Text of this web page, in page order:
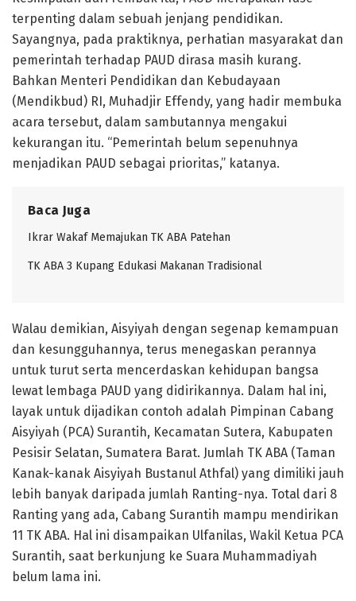
terpenting dalam sebuah jenjang pendidikan.
Sayangnya, pada praktiknya, perhatian masyarakat dan
pemerintah terhadap PAUD dirasa masih kurang.
Bahkan Menteri Pendidikan dan Kebudayaan
(Mendikbud) RI, Muhadjir Effendy, yang hadir membuka
acara tersebut, dalam sambutannya mengakui
kekurangan itu. “Pemerintah belum sepenuhnya
menjadikan PAUD sebagai prioritas,” katanya.
Baca Juga
Ikrar Wakaf Memajukan TK ABA Patehan
TK ABA 3 Kupang Edukasi Makanan Tradisional
Walau demikian, Aisyiyah dengan segenap kemampuan
dan kesungguhannya, terus menegaskan perannya
untuk turut serta mencerdaskan kehidupan bangsa
lewat lembaga PAUD yang didirikannya. Dalam hal ini,
layak untuk dijadikan contoh adalah Pimpinan Cabang
Aisyiyah (PCA) Surantih, Kecamatan Sutera, Kabupaten
Pesisir Selatan, Sumatera Barat. Jumlah TK ABA (Taman
Kanak-kanak Aisyiyah Bustanul Athfal) yang dimiliki jauh
lebih banyak daripada jumlah Ranting-nya. Total dari 8
Ranting yang ada, Cabang Surantih mampu mendirikan
11 TK ABA. Hal ini disampaikan Ulfanilas, Wakil Ketua PCA
Surantih, saat berkunjung ke Suara Muhammadiyah
belum lama ini.